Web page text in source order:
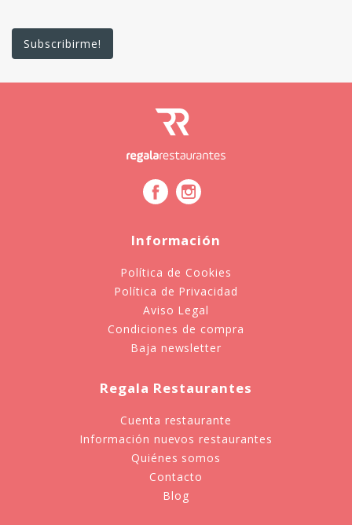
Información
Política de Cookies
Política de Privacidad
Aviso Legal
Condiciones de compra
Baja newsletter
Regala Restaurantes
Cuenta restaurante
Información nuevos restaurantes
Quiénes somos
Contacto
Blog